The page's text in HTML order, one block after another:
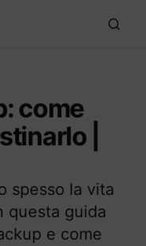
come
|
spesso la vita
questa guida
e come